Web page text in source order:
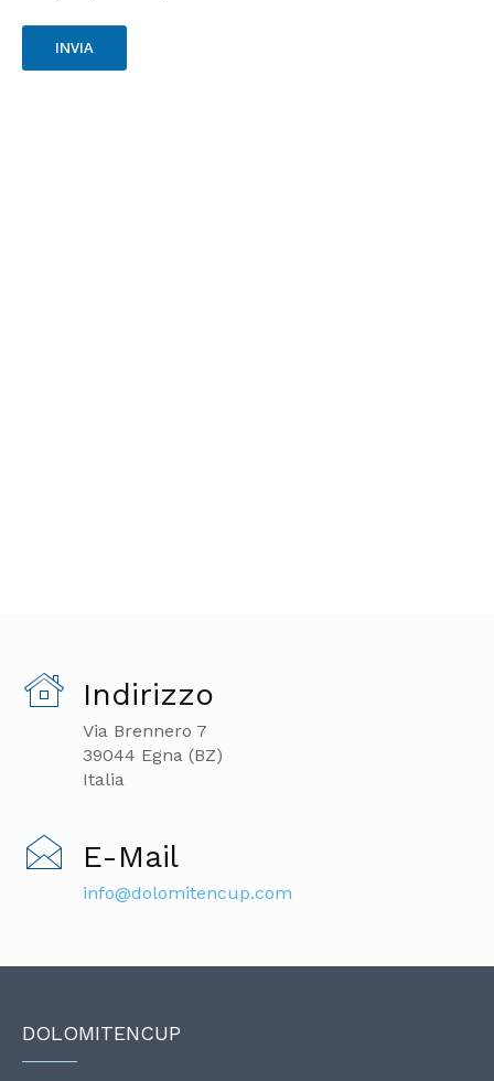
INVIA
Indirizzo
Via Brennero 7
39044 Egna (BZ)
Italia
E-Mail
info@dolomitencup.com
DOLOMITENCUP